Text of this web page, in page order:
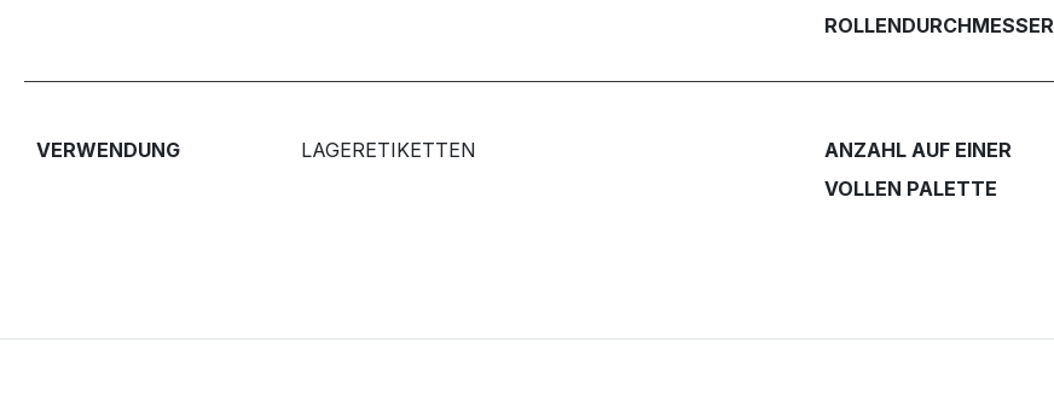
ROLLENDURCHMESSER
VERWENDUNG LAGERETIKETTEN
ANZAHL AUF EINER
VOLLEN PALETTE